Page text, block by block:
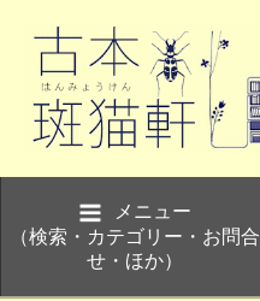
メニュー
（検索・カテゴリー・お問合
せ・ほか）